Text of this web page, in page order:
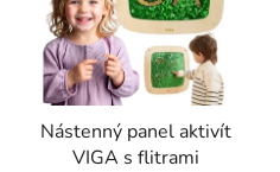
Nástenný panel aktivít
VIGA s flitrami